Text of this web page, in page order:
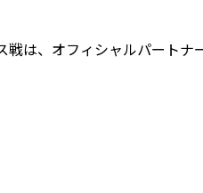
は、オフィシャルパート